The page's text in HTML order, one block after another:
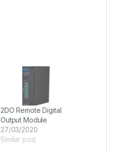
2DO Remote Digital
Output Module
27/03/2020
Similar post